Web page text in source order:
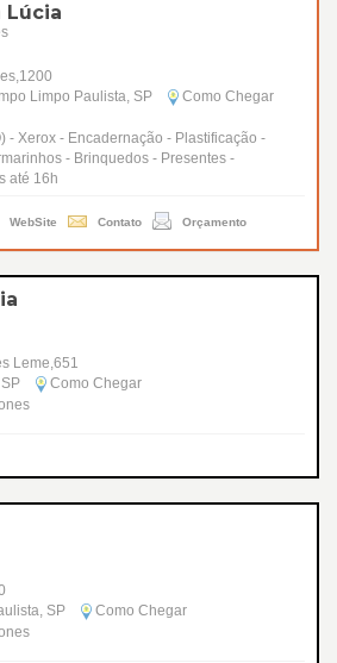
Lúcia
Limpo Paulista, SP
Como Chegar
- Xerox - Encadernação - Plastificação -
- Brinquedos - Presentes -
até 16h
WebSite Contato Orçamento
Leme,651
Como Chegar
SP
Como Chegar